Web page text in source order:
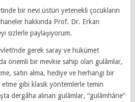
bir nevi üstün yetenekli çocukların
hakkında Prof. Dr. Erkan
sizlerle paylaşıyorum.
gerek saray ve hükümet
önemli bir mevkie sahip olan gulâmlar,
satın alma, hediye ve herhangi bir
gibi klasik yöntemlerle temin
dergâha alınan gulâmlar, “gulâmhâne”